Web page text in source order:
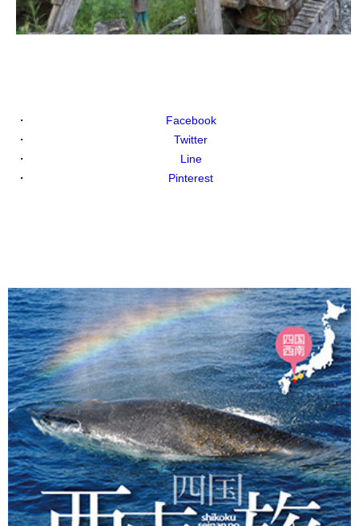
Facebook
Twitter
Line
Pinterest